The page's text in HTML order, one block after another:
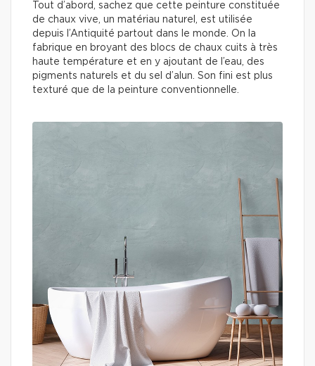
Tout d’abord, sachez que cette peinture constituée
de chaux vive, un matériau naturel, est utilisée
depuis l’Antiquité partout dans le monde. On la
fabrique en broyant des blocs de chaux cuits à très
haute température et en y ajoutant de l’eau, des
pigments naturels et du sel d’alun. Son fini est plus
texturé que de la peinture conventionnelle.